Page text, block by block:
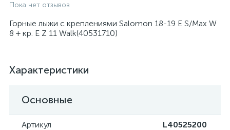
Пока нет отзывов
Горные лыжи с креплениями Salomon 18-19 E S/Max W
8 + кр. E Z 11 Walk(40531710)
Характеристики
Основные
Артикул L40525200